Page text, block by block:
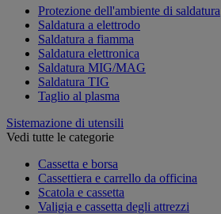
Protezione dell'ambiente di saldatura
Saldatura a elettrodo
Saldatura a fiamma
Saldatura elettronica
Saldatura MIG/MAG
Saldatura TIG
Taglio al plasma
Sistemazione di utensili
Vedi tutte le categorie
Cassetta e borsa
Cassettiera e carrello da officina
Scatola e cassetta
Valigia e cassetta degli attrezzi